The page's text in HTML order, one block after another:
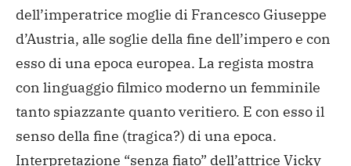
dell’imperatrice moglie di Francesco Giuseppe
d’Austria, alle soglie della fine dell’impero e con
esso di una epoca europea. La regista mostra
con linguaggio filmico moderno un femminile
tanto spiazzante quanto veritiero. E con esso il
senso della fine (tragica?) di una epoca.
Interpretazione “senza fiato” dell’attrice Vicky